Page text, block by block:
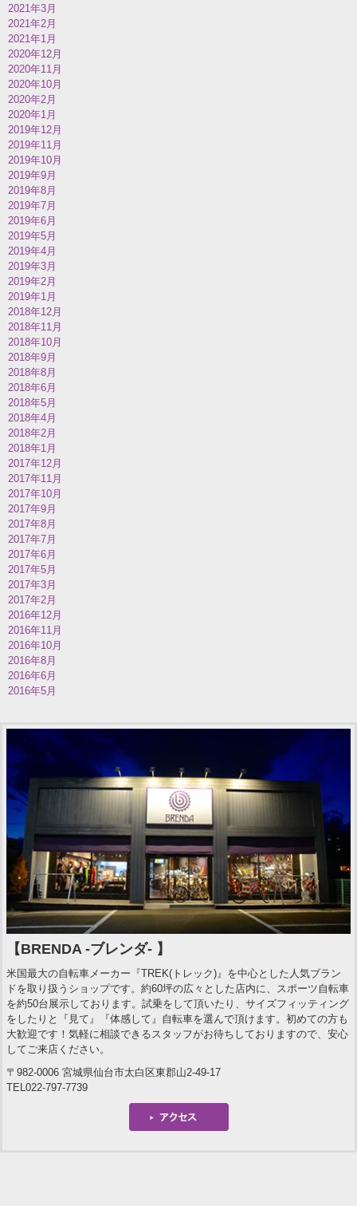
2021年3月
2021年2月
2021年1月
2020年12月
2020年11月
2020年10月
2020年2月
2020年1月
2019年12月
2019年11月
2019年10月
2019年9月
2019年8月
2019年7月
2019年6月
2019年5月
2019年4月
2019年3月
2019年2月
2019年1月
2018年12月
2018年11月
2018年10月
2018年9月
2018年8月
2018年6月
2018年5月
2018年4月
2018年2月
2018年1月
2017年12月
2017年11月
2017年10月
2017年9月
2017年8月
2017年7月
2017年6月
2017年5月
2017年3月
2017年2月
2016年12月
2016年11月
2016年10月
2016年8月
2016年6月
2016年5月
【BRENDA -ブレンダ- 】
米国最大の自転車メーカー『TREK(トレック)』を中心とした人気ブラン
ドを取り扱うショップです。約60坪の広々とした店内に、スポーツ自転車
を約50台展示しております。試乗をして頂いたり、サイズフィッティング
をしたりと『見て』『体感して』自転車を選んで頂けます。初めての方も
大歓迎です！気軽に相談できるスタッフがお待ちしておりますので、安心
してご来店ください。
〒982-0006 宮城県仙台市太白区東郡山2-49-17
TEL022-797-7739